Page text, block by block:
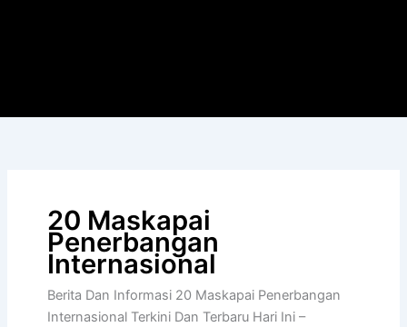
20 Maskapai
Penerbangan
Internasional
Berita Dan Informasi 20 Maskapai Penerbangan
Internasional Terkini Dan Terbaru Hari Ini –